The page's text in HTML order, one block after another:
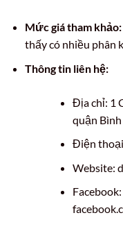
Mức giá tham khảo:
thấy có nhiều phân
Thông tin liên hệ:
Địa chỉ: 1
quận Bình
Điện
Website:
Facebook: